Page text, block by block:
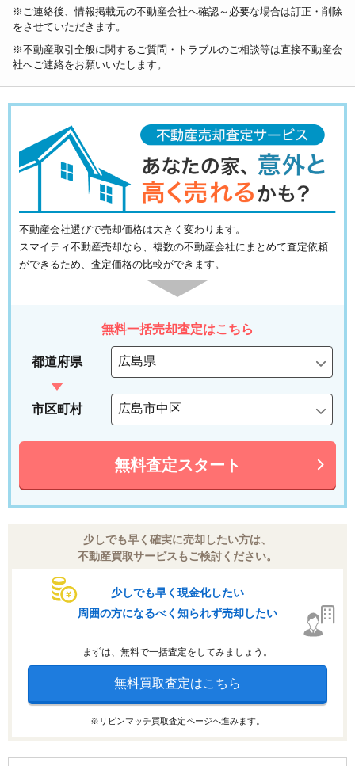
※ご連絡後、情報掲載元の不動産会社へ確認～必要な場合は訂正・削除
をさせていただきます。
※不動産取引全般に関するご質問・トラブルのご相談等は直接不動産会
社へご連絡をお願いいたします。
不動産会社選びで売却価格は大きく変わります。
スマイティ不動産売却なら、複数の不動産会社にまとめて査定依頼
ができるため、査定価格の比較ができます。
無料一括売却査定はこちら
都道府県
市区町村
無料査定スタート
少しでも早く確実に売却したい方は、
不動産買取サービスもご検討ください。
少しでも早く現金化したい
周囲の方になるべく知られず売却したい
まずは、無料で一括査定をしてみましょう。
無料買取査定はこちら
※リビンマッチ買取査定ページへ進みます。